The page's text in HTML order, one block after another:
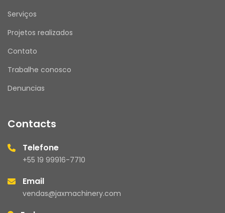
Serviços
Projetos realizados
Contato
Trabalhe conosco
Denuncias
Contacts
Telefone
+55 19 99916-7710
Email
vendas@jaxmachinery.com